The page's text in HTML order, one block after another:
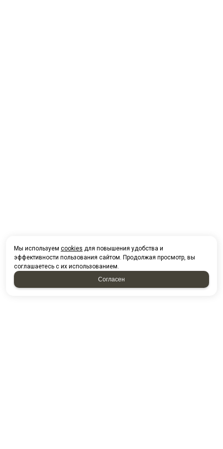
Мы используем cookies для повышения удобства и
эффективности пользования сайтом. Продолжая просмотр, вы
соглашаетесь с их использованием.
Согласен